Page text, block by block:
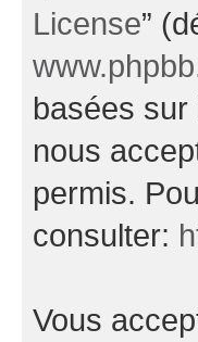
License”
basées sur
nous
permis.
consulter:
Vous